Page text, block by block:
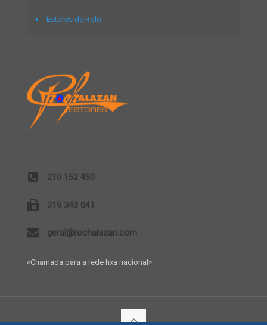
Estores de Rolo
210 152 450
219 343 041
geral@rochalazan.com
«Chamada para a rede fixa nacional»